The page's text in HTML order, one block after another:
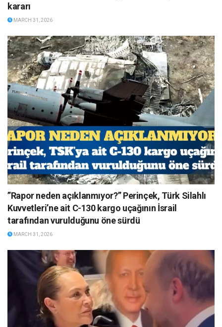
kararı
MARCH 31, 2026
”Rapor neden açıklanmıyor?” Perinçek, Türk Silahlı
Kuvvetleri’ne ait C-130 kargo uçağının İsrail
tarafından vurulduğunu öne sürdü
MARCH 31, 2026